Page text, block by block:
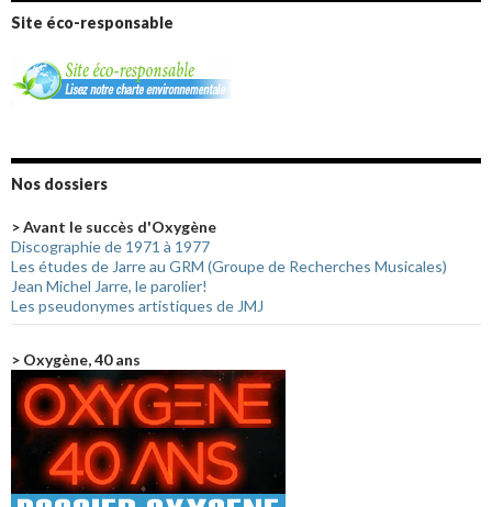
Site éco-responsable
Nos dossiers
> Avant le succès d'Oxygène
Discographie de 1971 à 1977
Les études de Jarre au GRM (Groupe de Recherches Musicales)
Jean Michel Jarre, le parolier!
Les pseudonymes artistiques de JMJ
> Oxygène, 40 ans